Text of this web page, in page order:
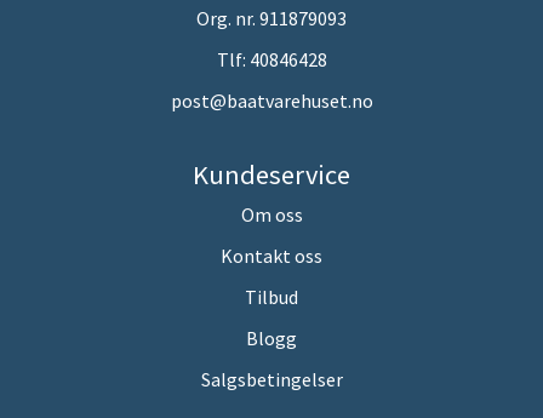
Org. nr. 911879093
Tlf: 40846428
post@baatvarehuset.no
Kundeservice
Om oss
Kontakt oss
Tilbud
Blogg
Salgsbetingelser